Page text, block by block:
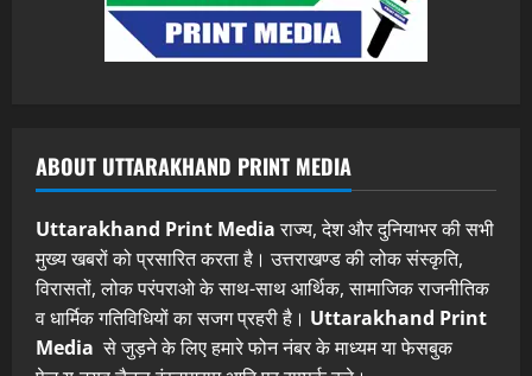
ABOUT UTTARAKHAND PRINT MEDIA
Uttarakhand Print Mediaराज्य, देश और दुनियाभर की सभी
मुख्य खबरों को प्रसारित करता है। उत्तराखण्ड की लोक संस्कृति,
विरासतों, लोक परंपराओ के साथ-साथ आर्थिक, सामाजिक राजनीतिक
व धार्मिक गतिविधियों का सजग प्रहरी है। Uttarakhand Print
Media से जुड़ने के लिए हमारे फोन नंबर के माध्यम या फेसबुक